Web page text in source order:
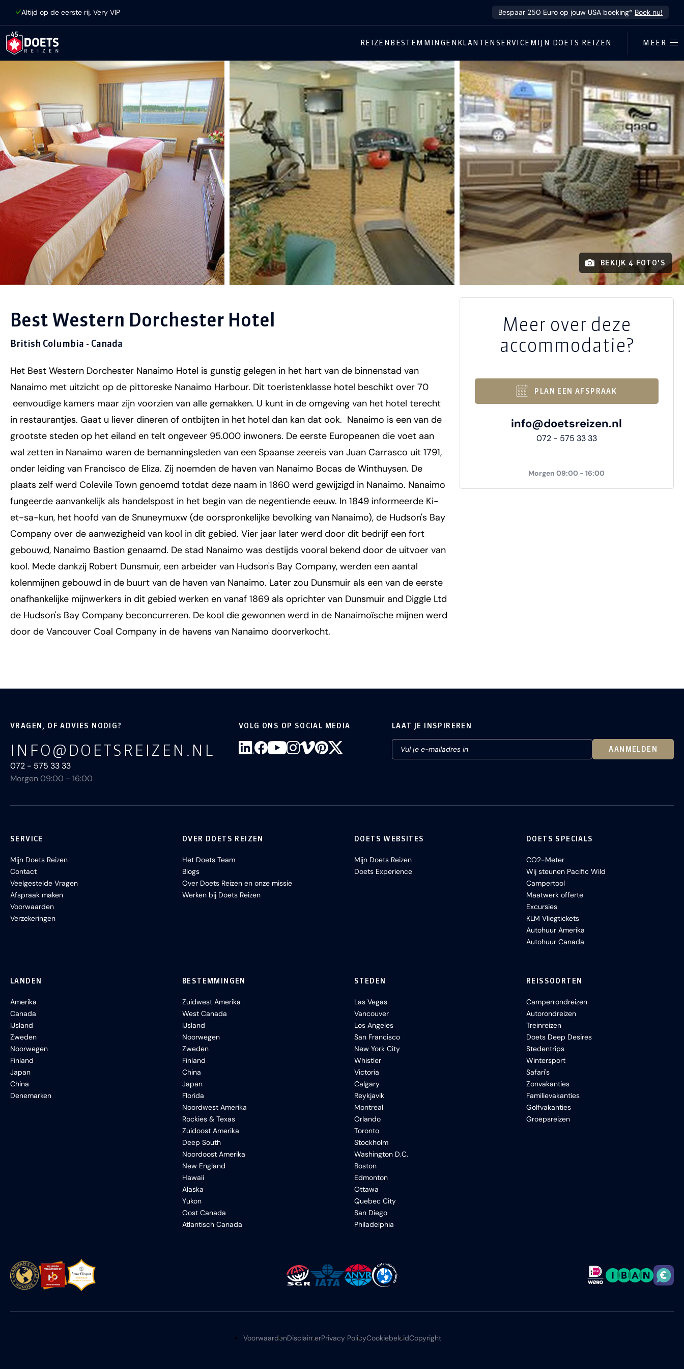
Altijd op de eerste rij, Very VIP Bespaar 250 Euro op jouw USA boeking* Boek nu!
REIZEN BESTEMMINGEN KLANTENSERVICE MIJN DOETS REIZEN MEER
BEKIJK 4 FOTO'S
Best Western Dorchester Hotel
British Columbia - Canada
Het Best Western Dorchester Nanaimo Hotel is gunstig gelegen in het hart van de binnenstad van
Nanaimo met uitzicht op de pittoreske Nanaimo Harbour. Dit toeristenklasse hotel beschikt over 70
eenvoudige kamers maar zijn voorzien van alle gemakken. U kunt in de omgeving van het hotel terecht
in restaurantjes. Gaat u liever dineren of ontbijten in het hotel dan kan dat ook. Nanaimo is een van de
grootste steden op het eiland en telt ongeveer 95.000 inwoners. De eerste Europeanen die voet aan
wal zetten in Nanaimo waren de bemanningsleden van een Spaanse zeereis van Juan Carrasco uit 1791,
onder leiding van Francisco de Eliza. Zij noemden de haven van Nanaimo Bocas de Winthuysen. De
plaats zelf werd Colevile Town genoemd totdat deze naam in 1860 werd gewijzigd in Nanaimo. Nanaimo
fungeerde aanvankelijk als handelspost in het begin van de negentiende eeuw. In 1849 informeerde Ki-
et-sa-kun, het hoofd van de Snuneymuxw (de oorspronkelijke bevolking van Nanaimo), de Hudson's Bay
Company over de aanwezigheid van kool in dit gebied. Vier jaar later werd door dit bedrijf een fort
gebouwd, Nanaimo Bastion genaamd. De stad Nanaimo was destijds vooral bekend door de uitvoer van
kool. Mede dankzij Robert Dunsmuir, een arbeider van Hudson's Bay Company, werden een aantal
kolenmijnen gebouwd in de buurt van de haven van Nanaimo. Later zou Dunsmuir als een van de eerste
onafhankelijke mijnwerkers in dit gebied werken en vanaf 1869 als oprichter van Dunsmuir and Diggle Ltd
de Hudson's Bay Company beconcurreren. De kool die gewonnen werd in de Nanaimoïsche mijnen werd
door de Vancouver Coal Company in de havens van Nanaimo doorverkocht.
Meer over deze
accommodatie?
PLAN EEN AFSPRAAK
info@doetsreizen.nl
072 - 575 33 33
Morgen 09:00 - 16:00
VRAGEN, OF ADVIES NODIG?
INFO@DOETSREIZEN.NL
072 - 575 33 33
Morgen 09:00 - 16:00
VOLG ONS OP SOCIAL MEDIA LAAT JE INSPIREREN
AANMELDEN
SERVICE
Mijn Doets Reizen
Contact
Veelgestelde Vragen
Afspraak maken
Voorwaarden
Verzekeringen
OVER DOETS REIZEN
Het Doets Team
Blogs
Over Doets Reizen en onze missie
Werken bij Doets Reizen
DOETS WEBSITES
Mijn Doets Reizen
Doets Experience
DOETS SPECIALS
CO2-Meter
Wij steunen Pacific Wild
Campertool
Maatwerk offerte
Excursies
KLM Vliegtickets
Autohuur Amerika
Autohuur Canada
LANDEN
Amerika
Canada
IJsland
Zweden
Noorwegen
Finland
Japan
China
Denemarken
BESTEMMINGEN
Zuidwest Amerika
West Canada
IJsland
Noorwegen
Zweden
Finland
China
Japan
Florida
Noordwest Amerika
Rockies & Texas
Zuidoost Amerika
Deep South
Noordoost Amerika
New England
Hawaii
Alaska
Yukon
Oost Canada
Atlantisch Canada
STEDEN
Las Vegas
Vancouver
Los Angeles
San Francisco
New York City
Whistler
Victoria
Calgary
Reykjavik
Montreal
Orlando
Toronto
Stockholm
Washington D.C.
Boston
Edmonton
Ottawa
Quebec City
San Diego
Philadelphia
REISSOORTEN
Camperrondreizen
Autorondreizen
Treinreizen
Doets Deep Desires
Stedentrips
Wintersport
Safari's
Zonvakanties
Familievakanties
Golfvakanties
Groepsreizen
VoorwaardenDisclaimerPrivacy PolicyCookiebeleidCopyright